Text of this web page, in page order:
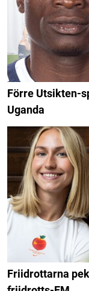
Förre Utsikten-
Uganda
Friidrottarna